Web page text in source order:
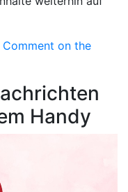
on the
Handy